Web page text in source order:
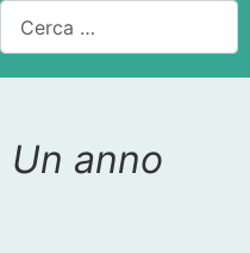
Cerca
Un anno